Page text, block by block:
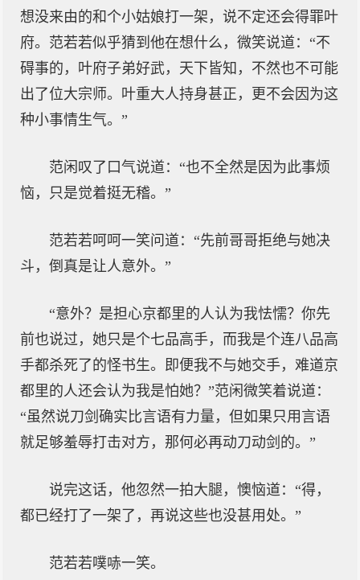
想没来由的和个小姑娘打一架，说不定还会得罪叶
府。范若若似乎猜到他在想什么，微笑说道：“不
碍事的，叶府子弟好武，天下皆知，不然也不可能
出了位大宗师。叶重大人持身甚正，更不会因为这
种小事情生气。”
范闲叹了口气说道：“也不全然是因为此事烦
恼，只是觉着挺无稽。”
范若若呵呵一笑问道：“先前哥哥拒绝与她决
斗，倒真是让人意外。”
“意外？是担心京都里的人认为我怯懦？你先
前也说过，她只是个七品高手，而我是个连八品高
手都杀死了的怪书生。即便我不与她交手，难道京
都里的人还会认为我是怕她？”范闲微笑着说道：
“虽然说刀剑确实比言语有力量，但如果只用言语
就足够羞辱打击对方，那何必再动刀动剑的。”
说完这话，他忽然一拍大腿，懊恼道：“得，
都已经打了一架了，再说这些也没甚用处。”
范若若噗哧一笑。